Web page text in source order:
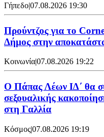
Γήπεδο|07.08.2026 19:30
Προύντζος για το
Δήμος στην
Κοινωνία|07.08.2026 19:22
Ο Πάπας Λέων ΙΔ΄ θα
σεξουαλικής
στη Γαλλία
Κόσμος|07.08.2026 19:19